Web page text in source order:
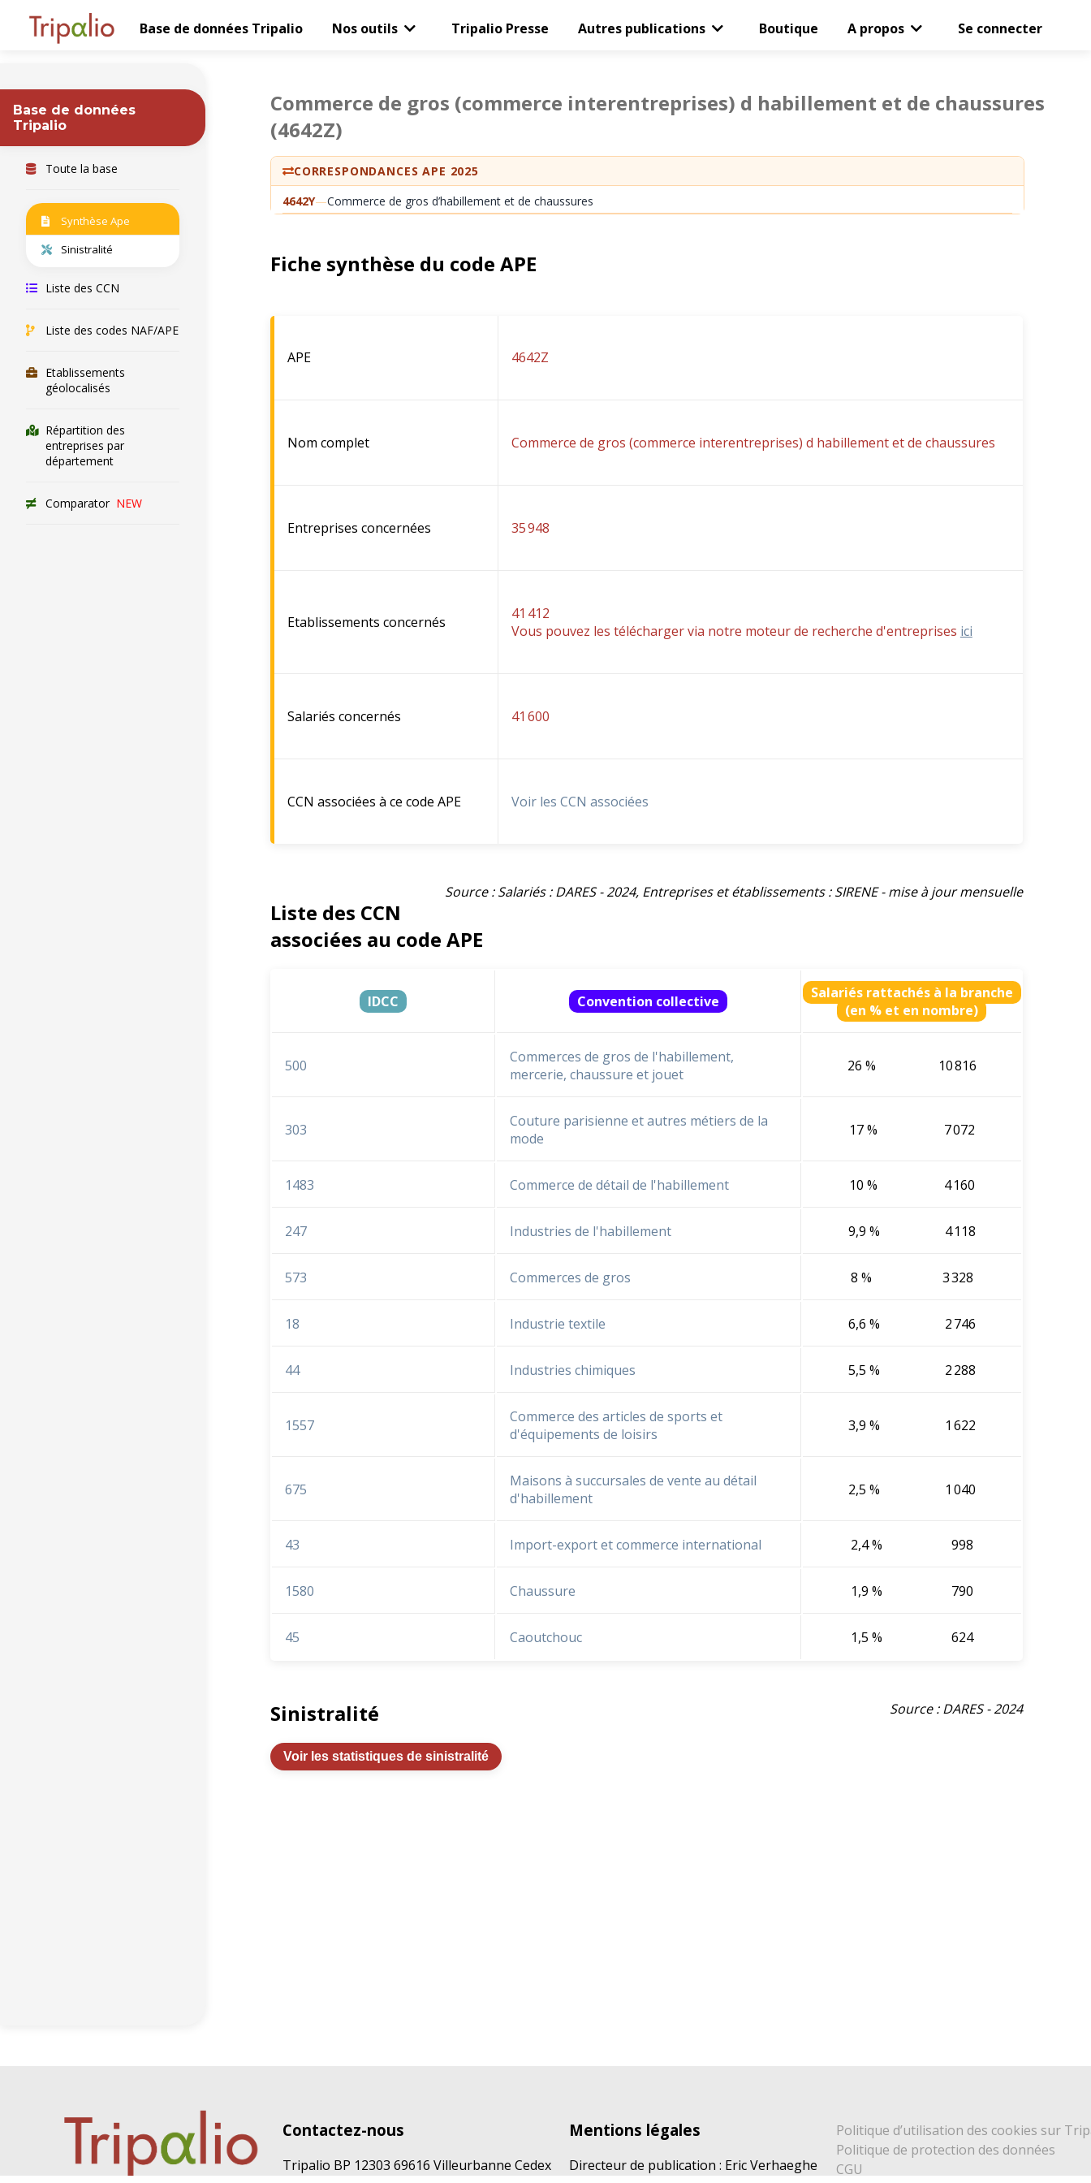
Base de données Tripalio Nos outils Tripalio Presse Autres publications Boutique A propos Se connecter
Base de données
Tripalio
Toute la base
Synthèse Ape
Sinistralité
Liste des CCN
Liste des codes NAF/APE
Etablissements
géolocalisés
Répartition des
entreprises par
département
Comparator NEW
Commerce de gros (commerce interentreprises) d habillement et de chaussures
(4642Z)
CORRESPONDANCES APE 2025
4642Y—Commerce de gros d’habillement et de chaussures
Fiche synthèse du code APE
APE 4642Z
Nom complet Commerce de gros (commerce interentreprises) d habillement et de chaussures
Entreprises concernées 35 948
Etablissements concernés
41 412
Vous pouvez les télécharger via notre moteur de recherche d'entreprises ici
Salariés concernés 41 600
CCN associées à ce code APE Voir les CCN associées
Source : Salariés : DARES - 2024, Entreprises et établissements : SIRENE - mise à jour mensuelle
Liste des CCN
associées au code APE
IDCC Convention collective
Salariés rattachés à la branche
(en % et en nombre)
500
Commerces de gros de l'habillement,
mercerie, chaussure et jouet
26 % 10 816
303
Couture parisienne et autres métiers de la
mode
17 % 7 072
1483 Commerce de détail de l'habillement 10 % 4 160
247 Industries de l'habillement 9,9 % 4 118
573 Commerces de gros 8 % 3 328
18 Industrie textile 6,6 % 2 746
44 Industries chimiques 5,5 % 2 288
1557
Commerce des articles de sports et
d'équipements de loisirs
3,9 % 1 622
675
Maisons à succursales de vente au détail
d'habillement
2,5 % 1 040
43 Import-export et commerce international 2,4 % 998
1580 Chaussure 1,9 % 790
45 Caoutchouc 1,5 % 624
Source : DARES - 2024
Sinistralité
Voir les statistiques de sinistralité
Contactez-nous
Tripalio BP 12303 69616 Villeurbanne Cedex
Mentions légales
Directeur de publication : Eric Verhaeghe
Politique d’utilisation des cookies sur
Politique de protection des données
CGU